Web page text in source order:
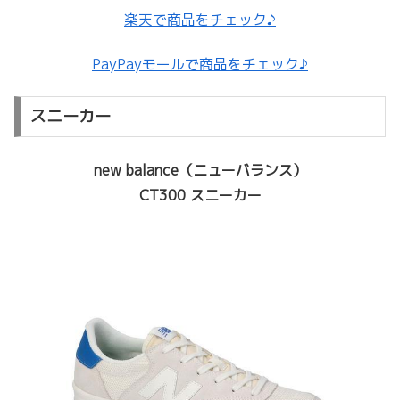
楽天で商品をチェック♪
PayPayモールで商品をチェック♪
スニーカー
new balance（ニューバランス）
CT300 スニーカー